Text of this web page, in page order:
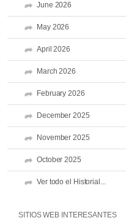
June 2026
May 2026
April 2026
March 2026
February 2026
December 2025
November 2025
October 2025
Ver todo el Historial...
SITIOS WEB INTERESANTES